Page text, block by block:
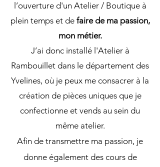
l’ouverture d'un Atelier / Boutique à
plein temps et de faire de ma passion,
mon métier.
J’ai donc installé l'Atelier à
Rambouillet dans le département des
Yvelines, où je peux me consacrer à la
création de pièces uniques que je
confectionne et vends au sein du
même atelier.
Afin de transmettre ma passion, je
donne également des cours de